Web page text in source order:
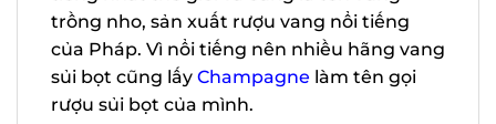
bọt nổi tiếng nhất thế giới và cũng là tên
vùng trồng nho, sản xuất rượu vang nổi
tiếng của Pháp. Vì nổi tiếng nên nhiều
hãng vang sủi bọt cũng lấy